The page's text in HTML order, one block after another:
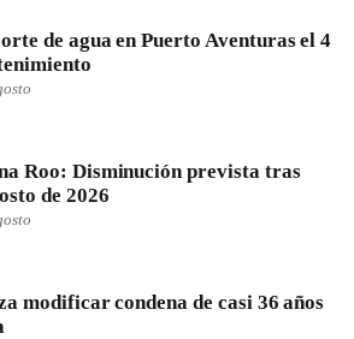
de agua en Puerto Aventuras el 4
Roo: Disminución prevista tras
de 2026
modificar condena de casi 36 años